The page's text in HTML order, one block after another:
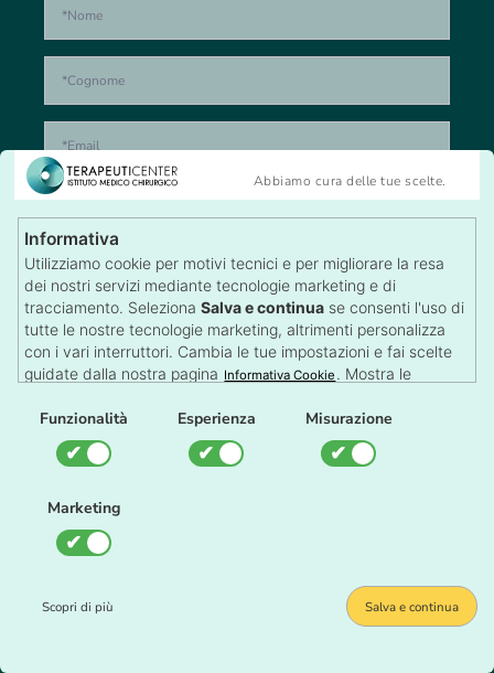
Abbiamo cura delle tue scelte.
Informativa
Utilizziamo cookie per motivi tecnici e per migliorare la resa
dei nostri servizi mediante tecnologie marketing e di
tracciamento. SelezionaSalva e continua se consenti l'uso di
tutte le nostre tecnologie marketing, altrimenti personalizza
con i vari interruttori. Cambia le tue impostazioni e fai scelte
guidate dalla nostra pagina Informativa Cookie . Mostra le
fondo alla pagina.
Funzionalità Esperienza Misurazione
Marketing
Scopri di più Salva e continua
l'informativa della